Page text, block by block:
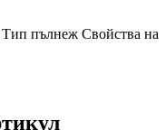
Тип пълнеж Свойства на